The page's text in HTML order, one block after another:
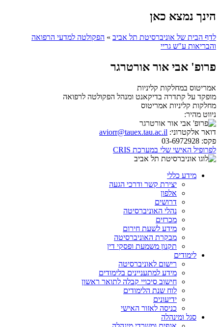
הינך נמצא כאן
לדף הבית של אוניברסיטת תל אביב » הפקולטה למדעי הרפואה
והבריאות ע"ש גריי
פרופ' אבי אור אורטרגר
אמריטוס במחלקות קליניות
מופקד על קתדרה בדיקאנט ומנהל הפקולטה לרפואה
מחלקות קליניות אמריטוס
ניווט מהיר:
דואר אלקטרוני: aviorr@tauex.tau.ac.il
פקס:
לפרופיל האישי שלי במערכת CRIS
מידע כללי
יצירת קשר ודרכי הגעה
אלפון
דרושים
נהלי האוניברסיטה
מכרזים
מידע לשעת חירום
מבקרת האוניברסיטה
תקנון משמעת ופסקי דין
לימודים
רישום לאוניברסיטה
מידע למתעניינים בלימודים
חישוב סיכויי קבלה לתואר ראשון
לוח שנת הלימודים
ידיעונים
כניסה לאזור האישי
סגל ומינהלה